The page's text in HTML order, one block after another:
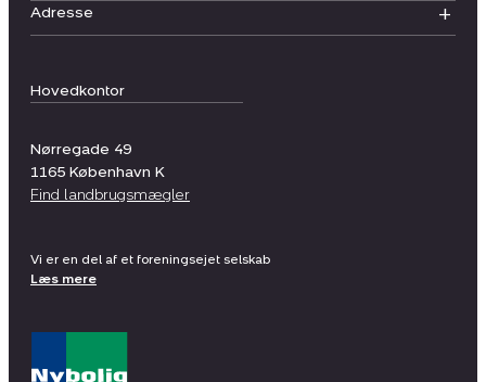
Hovedkontor
Nørregade 49
1165 København K
Find landbrugsmægler
Adresse
Vi er en del af et foreningsejet selskab
Læs mere